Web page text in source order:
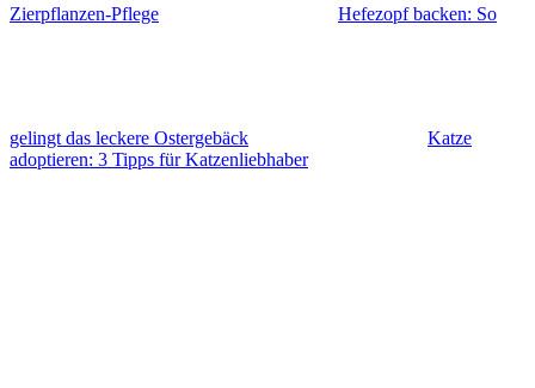
Zierpflanzen-Pflege Hefezopf backen: So
gelingt das leckere Ostergebäck
Katze
adoptieren: 3 Tipps für Katzenliebhaber